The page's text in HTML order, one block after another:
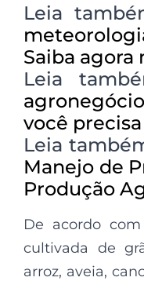
Leia
Saiba agora
Leia
você
Leia
Manejo de
Produção
De acordo
cultivada de
arroz, aveia,